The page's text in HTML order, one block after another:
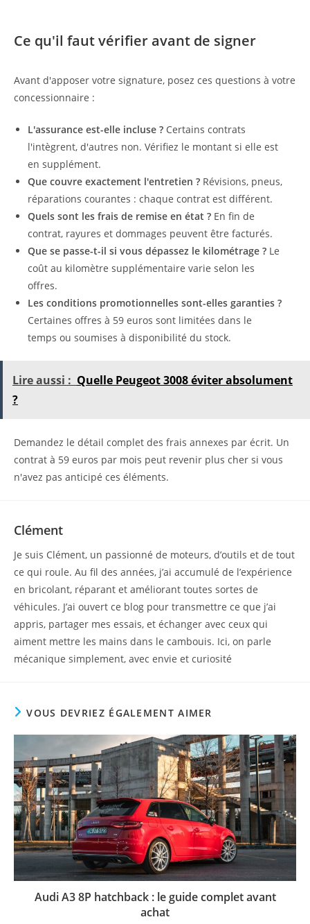
Ce qu'il faut vérifier avant de signer
Avant d'apposer votre signature, posez ces questions à votre
concessionnaire :
L'assurance est-elle incluse ? Certains contrats
l'intègrent, d'autres non. Vérifiez le montant si elle est
en supplément.
Que couvre exactement l'entretien ? Révisions, pneus,
réparations courantes : chaque contrat est différent.
Quels sont les frais de remise en état ? En fin de
contrat, rayures et dommages peuvent être facturés.
Que se passe-t-il si vous dépassez le kilométrage ? Le
coût au kilomètre supplémentaire varie selon les
offres.
Les conditions promotionnelles sont-elles garanties ?
Certaines offres à 59 euros sont limitées dans le
temps ou soumises à disponibilité du stock.
Lire aussi : Quelle Peugeot 3008 éviter absolument
?
Demandez le détail complet des frais annexes par écrit. Un
contrat à 59 euros par mois peut revenir plus cher si vous
n'avez pas anticipé ces éléments.
Clément
Je suis Clément, un passionné de moteurs, d’outils et de tout
ce qui roule. Au fil des années, j’ai accumulé de l’expérience
en bricolant, réparant et améliorant toutes sortes de
véhicules. J’ai ouvert ce blog pour transmettre ce que j’ai
appris, partager mes essais, et échanger avec ceux qui
aiment mettre les mains dans le cambouis. Ici, on parle
mécanique simplement, avec envie et curiosité
VOUS DEVRIEZ ÉGALEMENT AIMER
Audi A3 8P hatchback : le guide complet avant
achat